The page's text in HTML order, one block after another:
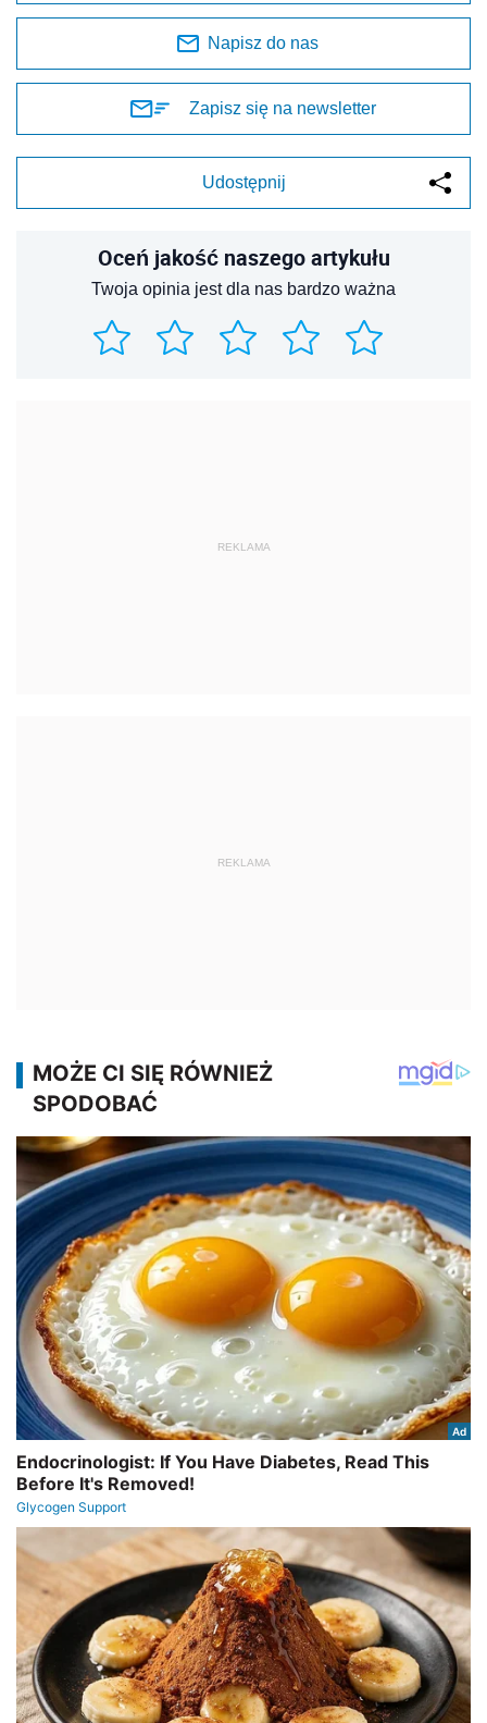
Napisz do nas
Zapisz się na newsletter
Udostępnij
Oceń jakość naszego artykułu
Twoja opinia jest dla nas bardzo ważna
REKLAMA
REKLAMA